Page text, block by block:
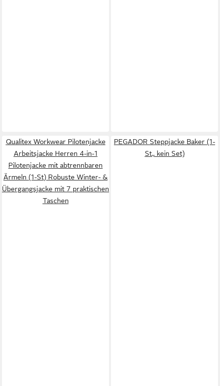
Qualitex Workwear Pilotenjacke
Arbeitsjacke Herren 4-in-1
Pilotenjacke mit abtrennbaren
Ärmeln (1-St) Robuste Winter- &
Übergangsjacke mit 7 praktischen
Taschen
PEGADOR Steppjacke Baker (1-
St., kein Set)